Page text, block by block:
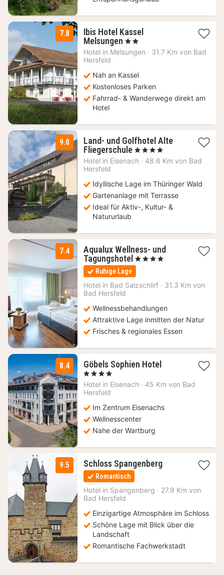
7.8
Ibis Hotel Kassel
Melsungen 1
Nacht
€
, 2 Sterne
Hotel in Melsungen · 31.7 Km von Bad
Hersfeld
Nah an Kassel
Kostenloses Parken
Fahrrad- & Wanderwege direkt am
Hotel
9.0
Land- und Golfhotel Alte
Fliegerschule 1
Nacht
€
, 4 Sterne
Hotel in Eisenach · 48.6 Km von Bad
Hersfeld
Idyllische Lage im Thüringer Wald
Gartenanlage mit Terrasse
Ideal für Aktiv-, Kultur- &
Natururlaub
7.4
Aqualux Wellness- und
Tagungshotel 1
Nacht
ab
135,20
, 4 Sterne
Ruhige Lage
Hotel in Bad Salzschlirf · 31.3 Km von
Bad Hersfeld
Wellnessbehandlungen
Attraktive Lage inmitten der Natur
Frisches & regionales Essen
8.4 Göbels Sophien Hotel1
ab
, 4 Sterne
Hotel in Eisenach · 45 Km von Bad
Hersfeld
Im Zentrum Eisenachs
Wellnesscenter
Nahe der Wartburg
9.5 Schloss Spangenberg1
179,20
Romantisch
Hotel in Spangenberg · 27.9 Km von
Bad Hersfeld
Einzigartige Atmosphäre im Schloss
Schöne Lage mit Blick über die
Landschaft
Romantische Fachwerkstadt